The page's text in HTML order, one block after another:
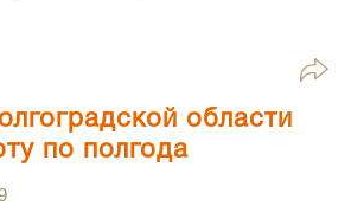
области
по полгода